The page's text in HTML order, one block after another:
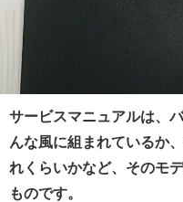
サービスマニュアルは、
んな風に組まれているか
れくらいかなど、そのモ
ものです。